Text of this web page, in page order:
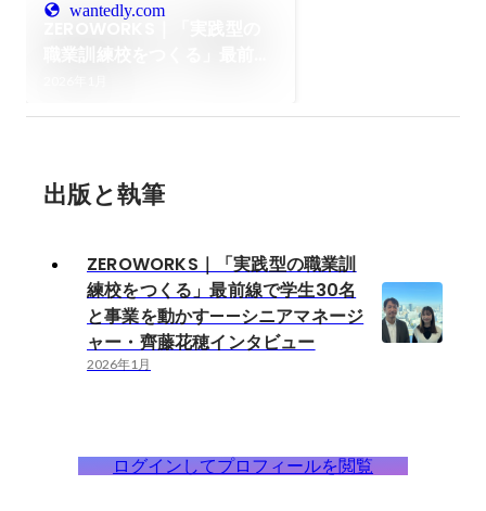
wantedly.com
出版と執筆
ZEROWORKS｜「実践型の職業訓
練校をつくる」最前線で学生30名
と事業を動かす——シニアマネージ
ャー・齊藤花穂インタビュー
2026年1月
ログインしてプロフィールを閲覧